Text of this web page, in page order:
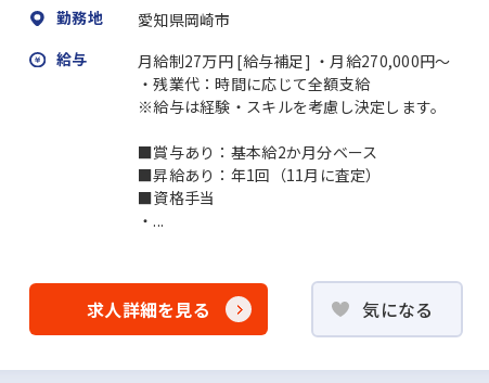
勤務地
愛知県岡崎市
給与
月給制27万円 [給与補足] ・月給270,000円～
・残業代：時間に応じて全額支給
※給与は経験・スキルを考慮し決定します。
■賞与あり：基本給2か月分ベース
■昇給あり：年1回（11月に査定）
■資格手当
・...
求人詳細を見る 気になる